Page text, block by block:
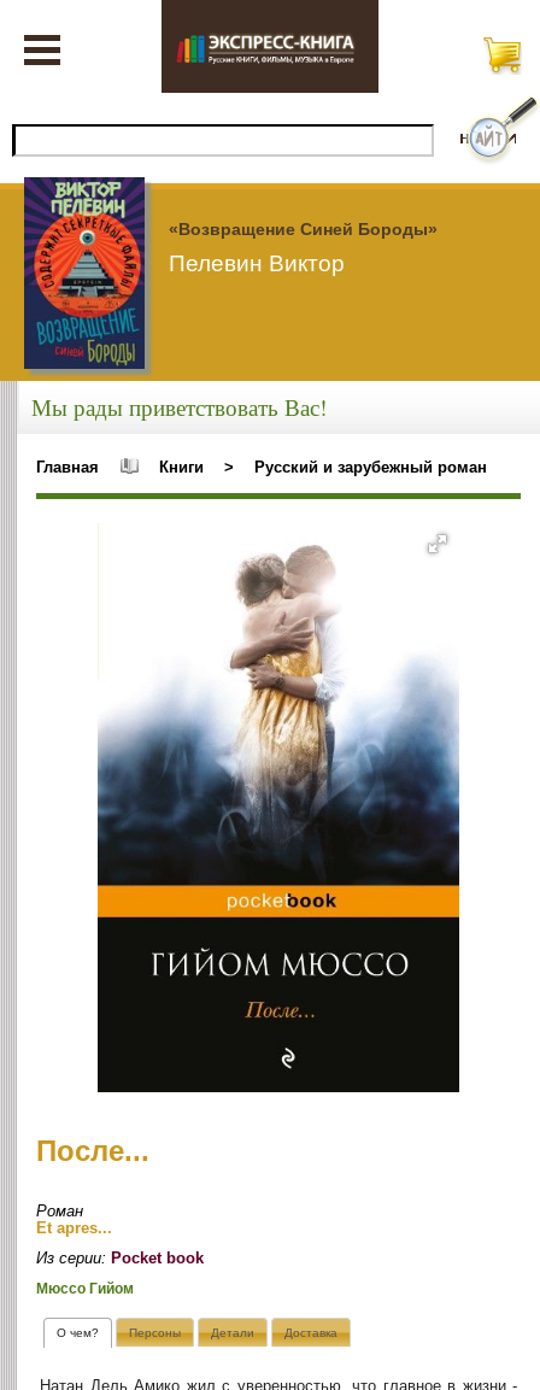
«Возвращение Синей Бороды»
Пелевин Виктор
Мы рады приветствовать Вас!
Главная Книги > Русский и зарубежный роман
После...
Роман
Et apres...
Из серии: Pocket book
Мюссо Гийом
О чем? Персоны Детали Доставка
Натан Дель Амико жил с уверенностью, что главное в жизни -